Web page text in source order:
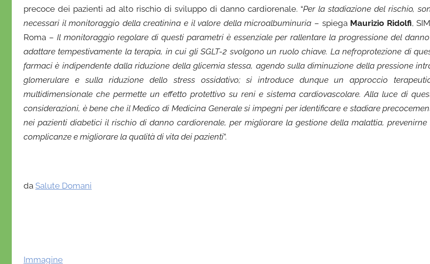
precoce dei pazienti ad alto rischio di sviluppo di danno cardiorenale. “Per la stadiazione del rischio,
necessari il monitoraggio della creatinina e il valore della microalbuminuria – spiega Maurizio Ridolfi,
Roma – Il monitoraggio regolare di questi parametri è essenziale per rallentare la progressione del
adattare tempestivamente la terapia, in cui gli SGLT-2 svolgono un ruolo chiave. La nefroprotezione di
farmaci è indipendente dalla riduzione della glicemia stessa, agendo sulla diminuzione della pressione
glomerulare e sulla riduzione dello stress ossidativo; si introduce dunque un approccio
multidimensionale che permette un effetto protettivo su reni e sistema cardiovascolare. Alla luce di
considerazioni, è bene che il Medico di Medicina Generale si impegni per identificare e stadiare
nei pazienti diabetici il rischio di danno cardiorenale, per migliorare la gestione della malattia, prevenirne
complicanze e migliorare la qualità di vita dei pazienti”.
da Salute Domani
Immagine